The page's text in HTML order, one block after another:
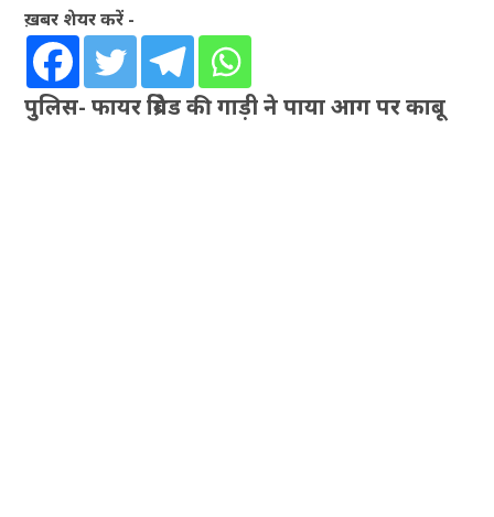
ख़बर शेयर करें -
पुलिस- फायर ब्रिगेड की गाड़ी ने पाया आग पर काबू